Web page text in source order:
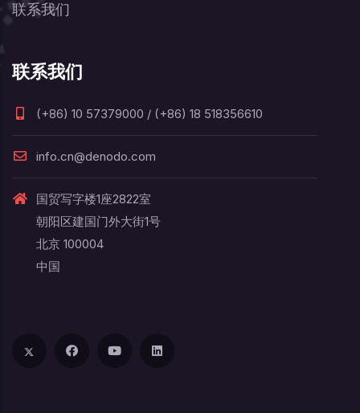
联系我们
联系我们
(+86) 10 57379000 / (+86) 18 518356610
info.cn@denodo.com
国贸写字楼1座2822室
朝阳区建国门外大街1号
北京 100004
中国